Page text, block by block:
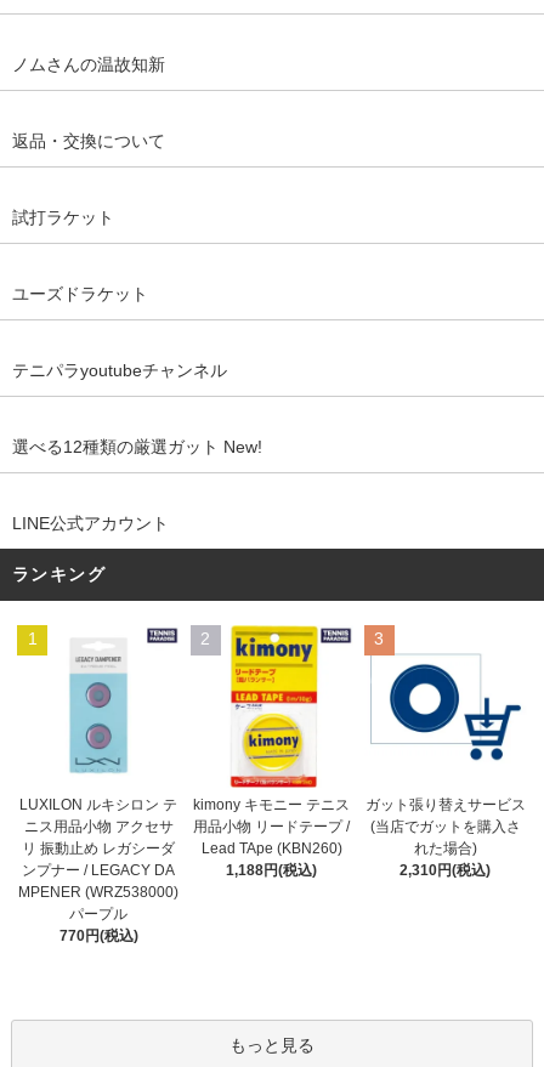
ノムさんの温故知新
返品・交換について
試打ラケット
ユーズドラケット
テニパラyoutubeチャンネル
選べる12種類の厳選ガット New!
LINE公式アカウント
ランキング
1
LUXILON ルキシロン テ
ニス用品小物 アクセサ
リ 振動止め レガシーダ
ンプナー / LEGACY DA
MPENER (WRZ538000)
パープル
770円(税込)
2
kimony キモニー テニス
用品小物 リードテープ /
Lead TApe (KBN260)
1,188円(税込)
3
ガット張り替えサービス
(当店でガットを購入さ
れた場合)
2,310円(税込)
もっと見る